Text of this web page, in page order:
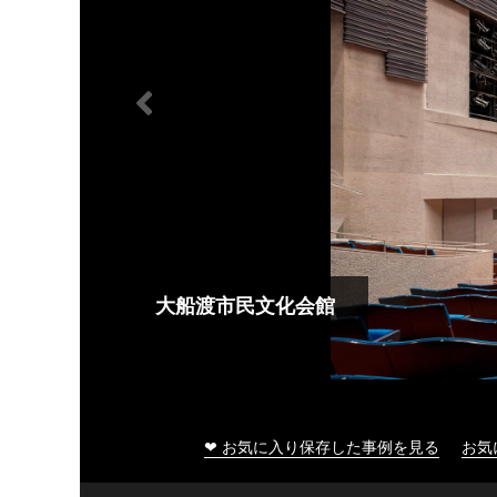
大船渡市民文化会館
❤ お気に入り保存した事例を見る お